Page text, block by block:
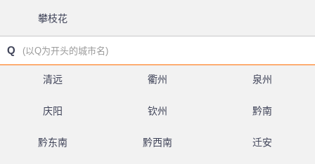
攀枝花
Q (以Q为开头的城市名)
清远 衢州 泉州
庆阳 钦州 黔南
黔东南 黔西南 迁安